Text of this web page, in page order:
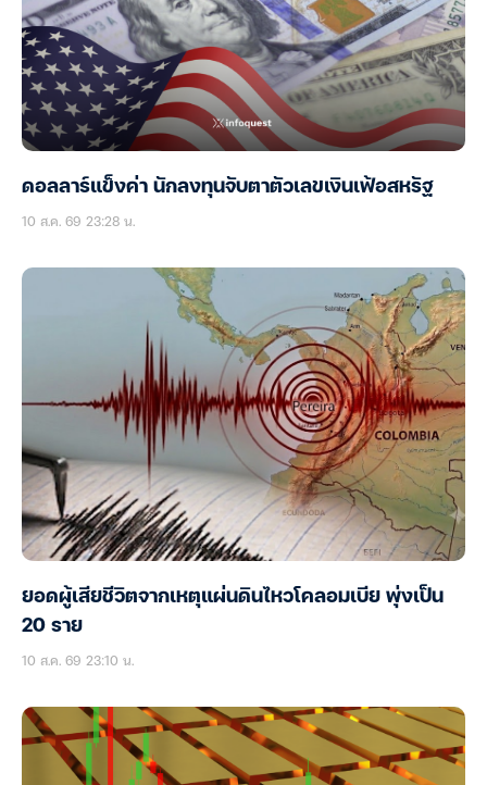
ดอลลาร์แข็งค่า นักลงทุนจับตาตัวเลขเงินเฟ้อสหรัฐ
10 ส.ค. 69 23:28 น.
ยอดผู้เสียชีวิตจากเหตุแผ่นดินไหวโคลอมเบีย พุ่งเป็น
20 ราย
10 ส.ค. 69 23:10 น.